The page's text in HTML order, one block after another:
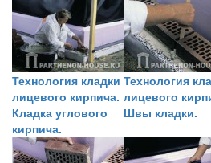
Технология кладки
лицевого кирпича.
Кладка углового
кирпича.
Технология
лицевого
Швы кладки.